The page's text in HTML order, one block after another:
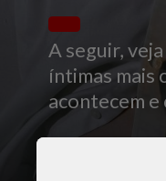
A seguir,
íntimas mais
acontecem